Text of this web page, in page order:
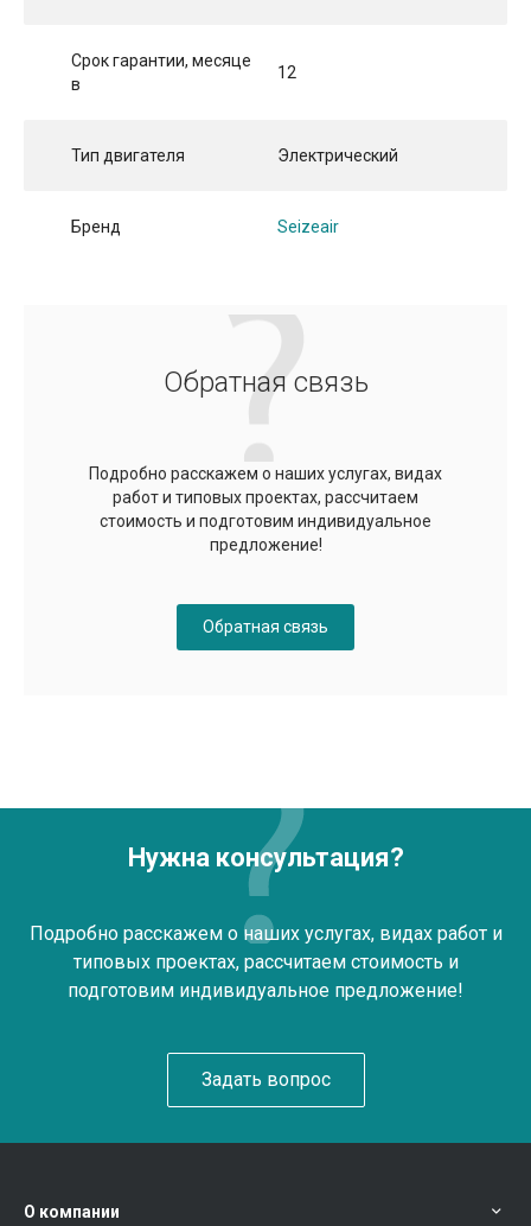
Срок гарантии, месяце
в
12
Тип двигателя Электрический
Бренд Seizeair
Обратная связь
Подробно расскажем о наших услугах, видах
работ и типовых проектах, рассчитаем
стоимость и подготовим индивидуальное
предложение!
Обратная связь
Нужна консультация?
Подробно расскажем о наших услугах, видах работ и
типовых проектах, рассчитаем стоимость и
подготовим индивидуальное предложение!
Задать вопрос
О компании